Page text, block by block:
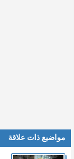
مواضيع ذات علاقة